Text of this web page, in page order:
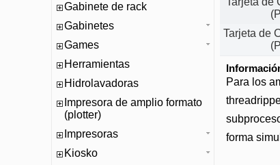
Gabinete de rack
Gabinetes
Games
Herramientas
Hidrolavadoras
Impresora de amplio formato
(plotter)
Impresoras
Kiosko
Tarjeta de
Para los
forma